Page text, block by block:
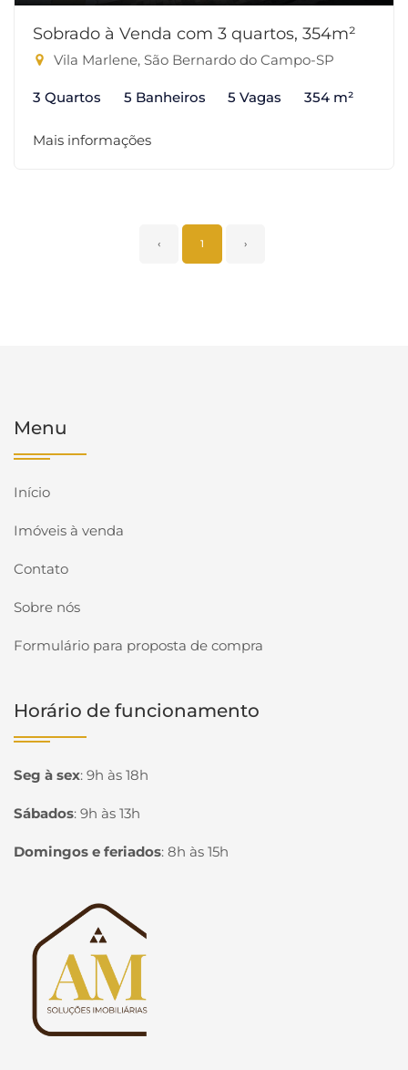
Sobrado à Venda com 3 quartos, 354m²
Vila Marlene, São Bernardo do Campo-SP
3 Quartos 5 Banheiros 5 Vagas 354 m²
Mais informações
‹ 1 ›
Menu
Início
Imóveis à venda
Contato
Sobre nós
Formulário para proposta de compra
Horário de funcionamento
Seg à sex: 9h às 18h
Sábados: 9h às 13h
Domingos e feriados: 8h às 15h
Página inicial